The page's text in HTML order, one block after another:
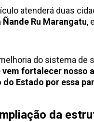
atenderá duas
Ru Marangatu,
do sistema de
fortalecer
do Estado por essa
da